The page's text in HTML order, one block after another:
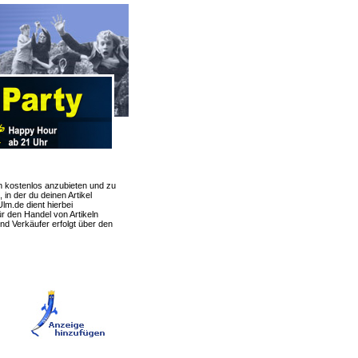
kostenlos anzubieten und zu
in der du deinen Artikel
dient hierbei
den Handel von Artikeln
Verkäufer erfolgt über den